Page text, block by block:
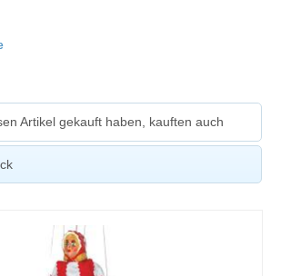
Artikel gekauft haben, kauften auch